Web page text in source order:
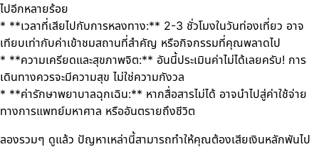
ไปอีกหลายร้อย
* **เวลาที่เสียไปกับการหลงทาง:** 2-3 ชั่วโมงในวันท่องเที่ยว อาจ
เทียบเท่ากับค่าเข้าชมสถานที่สำคัญ หรือกิจกรรมที่คุณพลาดไป
* **ความเครียดและสุขภาพจิต:** อันนี้ประเมินค่าไม่ได้เลยครับ! การ
เดินทางควรจะมีความสุข ไม่ใช่ความกังวล
* **ค่ารักษาพยาบาลฉุกเฉิน:** หากสื่อสารไม่ได้ อาจนำไปสู่ค่าใช้จ่าย
ทางการแพทย์มหาศาล หรืออันตรายถึงชีวิต
ลองรวมๆ ดูแล้ว ปัญหาเหล่านี้สามารถทำให้คุณต้องเสียเงินหลักพันไป